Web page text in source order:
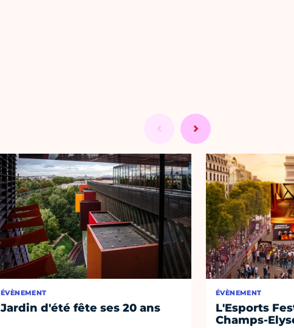
ÉVÈNEMENT
Jardin d'été fête ses 20 ans
ÉVÈNEMENT
L'Esports
Champs-